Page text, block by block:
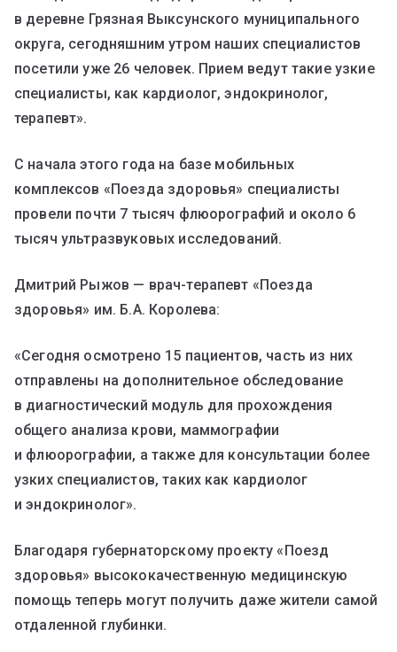
в деревне Грязная Выксунского муниципального
округа, сегодняшним утром наших специалистов
посетили уже 26 человек. Прием ведут такие узкие
специалисты, как кардиолог, эндокринолог,
терапевт».
С начала этого года на базе мобильных
комплексов «Поезда здоровья» специалисты
провели почти 7 тысяч флюорографий и около 6
тысяч ультразвуковых исследований.
Дмитрий Рыжов — врач-терапевт «Поезда
здоровья» им. Б.А. Королева:
«Сегодня осмотрено 15 пациентов, часть из них
отправлены на дополнительное обследование
в диагностический модуль для прохождения
общего анализа крови, маммографии
и флюорографии, а также для консультации более
узких специалистов, таких как кардиолог
и эндокринолог».
Благодаря губернаторскому проекту «Поезд
здоровья» высококачественную медицинскую
помощь теперь могут получить даже жители самой
отдаленной глубинки.